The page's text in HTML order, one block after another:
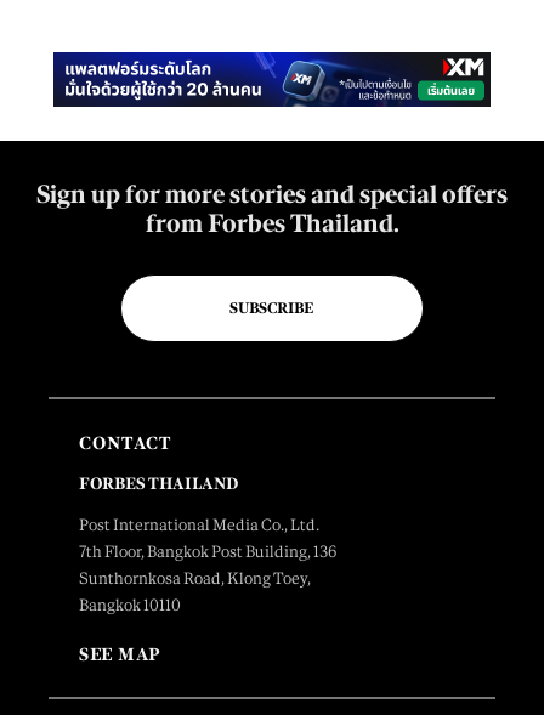
Sign up for more stories and special offers
from Forbes Thailand.
SUBSCRIBE
CONTACT
FORBES THAILAND
Post International Media Co., Ltd.
7th Floor, Bangkok Post Building, 136
Sunthornkosa Road, Klong Toey,
Bangkok 10110
SEE MAP